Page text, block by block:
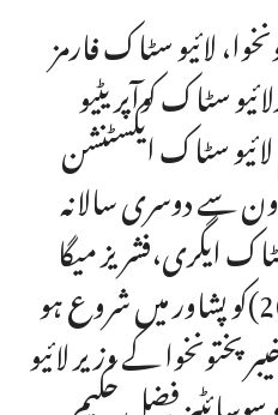
لائیو سٹاک فارمز
سٹاک کوآپریٹیو
سٹاک ایکسٹنشن
سے دوسری سالانہ
ایگری،فشریز میگا
ایکسپو آج(9 اکتوبر 2024)کو پشاور میں شروع ہو
کے وزیر لائیو